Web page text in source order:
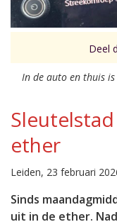
Deel
In de auto en thuis
ether
Leiden, 23 februari
Sinds
uit in de ether.